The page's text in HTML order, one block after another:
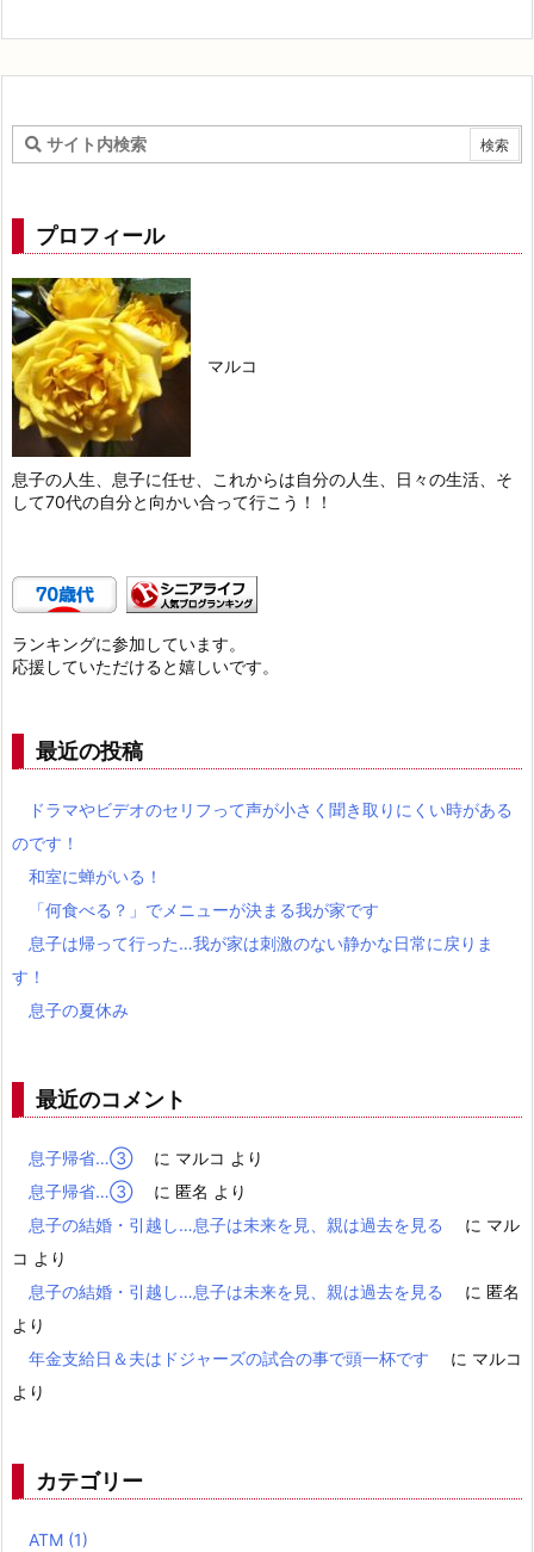
プロフィール
マルコ
息子の人生、息子に任せ、これからは自分の人生、日々の生活、そ
して70代の自分と向かい合って行こう！！
ランキングに参加しています。
応援していただけると嬉しいです。
最近の投稿
ドラマやビデオのセリフって声が小さく聞き取りにくい時がある
のです！
和室に蝉がいる！
「何食べる？」でメニューが決まる我が家です
息子は帰って行った…我が家は刺激のない静かな日常に戻りま
す！
息子の夏休み
最近のコメント
息子帰省…③ に マルコ より
息子帰省…③
に 匿名 より
息子の結婚・引越し…息子は未来を見、親は過去を見る
に マル
コ より
息子の結婚・引越し…息子は未来を見、親は過去を見る
に 匿名
より
年金支給日＆夫はドジャーズの試合の事で頭一杯です
に マルコ
より
カテゴリー
ATM (1)